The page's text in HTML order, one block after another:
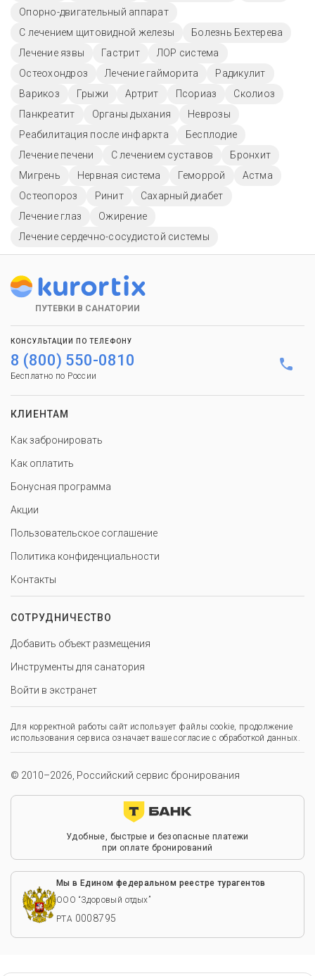
Опорно-двигательный аппарат
С лечением щитовидной железы
Болезнь Бехтерева
Лечение язвы
Гастрит
ЛОР система
Остеохондроз
Лечение гайморита
Радикулит
Варикоз
Грыжи Артрит Псориаз
Сколиоз
Панкреатит
Органы дыхания
Неврозы
Реабилитация после инфаркта
Бесплодие
Лечение печени
С лечением суставов
Бронхит
Мигрень
Нервная система Геморрой
Астма
Остеопороз
Ринит
Сахарный диабет
Лечение глаз
Ожирение
Лечение сердечно-сосудистой системы
ПУТЕВКИ В САНАТОРИИ
КОНСУЛЬТАЦИИ ПО ТЕЛЕФОНУ
8 (800) 550-0810
Бесплатно по России
КЛИЕНТАМ
Как забронировать
Как оплатить
Бонусная программа
Акции
Пользовательское соглашение
Политика конфиденциальности
Контакты
СОТРУДНИЧЕСТВО
Добавить объект размещения
Инструменты для санатория
Войти в экстранет
Для корректной работы сайт использует файлы cookie, продолжение
использования сервиса означает ваше согласие с обработкой данных.
© 2010–2026, Российский сервис бронирования
Удобные, быстрые и безопасные платежи
при оплате бронирований
Мы в Едином федеральном реестре турагентов
ООО “Здоровый отдых”
РТА 0008795